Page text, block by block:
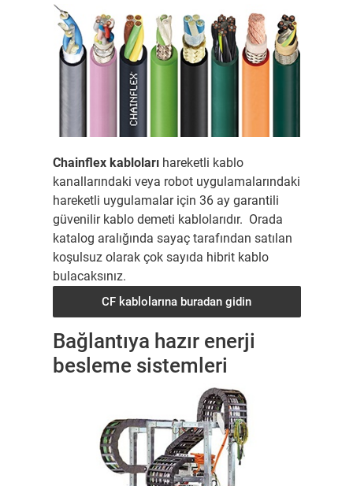
Chainflex kabloları hareketli kablo
kanallarındaki veya robot uygulamalarındaki
hareketli uygulamalar için 36 ay garantili
güvenilir kablo demeti kablolarıdır. Orada
katalog aralığında sayaç tarafından satılan
koşulsuz olarak çok sayıda hibrit kablo
bulacaksınız.
CF kablolarına buradan gidin
Bağlantıya hazır enerji
besleme sistemleri